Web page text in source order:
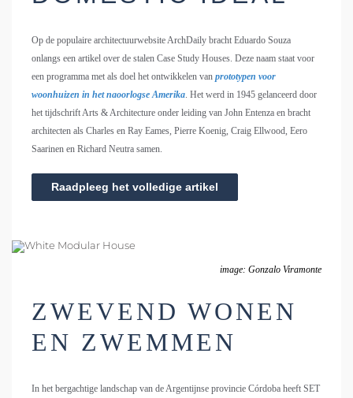
Op de populaire architectuurwebsite ArchDaily bracht Eduardo Souza
onlangs een artikel over de stalen Case Study Houses. Deze naam staat voor
een programma met als doel het ontwikkelen van prototypen voor
woonhuizen in het naoorlogse Amerika. Het werd in 1945 gelanceerd door
het tijdschrift Arts & Architecture onder leiding van John Entenza en bracht
architecten als Charles en Ray Eames, Pierre Koenig, Craig Ellwood, Eero
Saarinen en Richard Neutra samen.
Raadpleeg het volledige artikel
image: Gonzalo Viramonte
ZWEVEND WONEN
EN ZWEMMEN
In het bergachtige landschap van de Argentijnse provincie Córdoba heeft SET